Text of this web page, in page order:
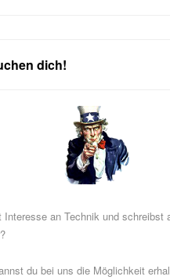
dich!
Interesse an Technik und schreibst
du bei uns die Möglichkeit